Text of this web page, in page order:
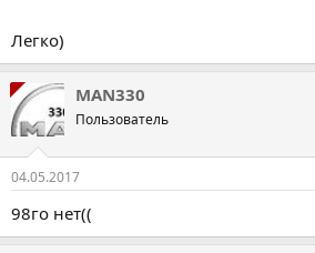
Легко)
MAN330
Пользователь
04.05.2017
98го нет((